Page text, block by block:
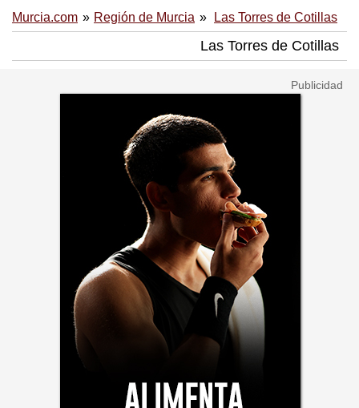
Murcia.com Región de Murcia Las Torres de Cotillas
Las Torres de Cotillas